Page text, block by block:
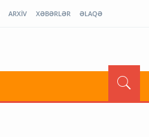
ARXİV XƏBƏRLƏR ƏLAQƏ